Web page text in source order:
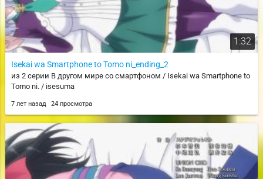
1:32
Isekai wa Smartphone to Tomo ni_ending_2
из 2 серии В другом мире со смартфоном / Isekai wa Smartphone to
Tomo ni. / isesuma
7 лет назад 24 просмотра